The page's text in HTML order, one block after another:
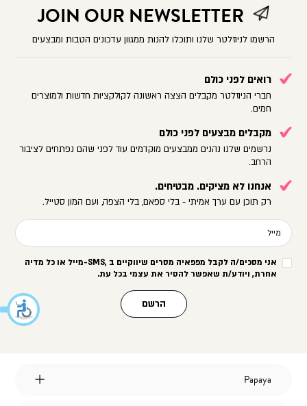
JOIN OUR NEWSLETTER
הרשמו לניוזלטר שלנו ותוכלו להנות ממגוון עדכונים הטבות ומבצעים
רואים לפני כולם
חברי הניוזלטר מקבלים הצצה ראשונה לקולקציות חדשות ולמוצרים
חמים.
מקבלים מבצעים לפני כולם
נרשמים שלנו נהנים ממבצעים מוקדמים עוד לפני שהם נפתחים לציבור
הרחב.
אנחנו לא מציקים. מבטיחים.
רק תוכן עם ערך אמיתי - בלי ספאם, בלי הצפה, ועם המון סטייל.
מייל
אני מסכים/ה לקבל מפפאיה מסרים שיווקיים ב -SMS,מייל או כל מדיה
אחרת, ויודע/ת שאפשר להסיר את עצמי בכל עת.
הרשם
Papaya
Papaya